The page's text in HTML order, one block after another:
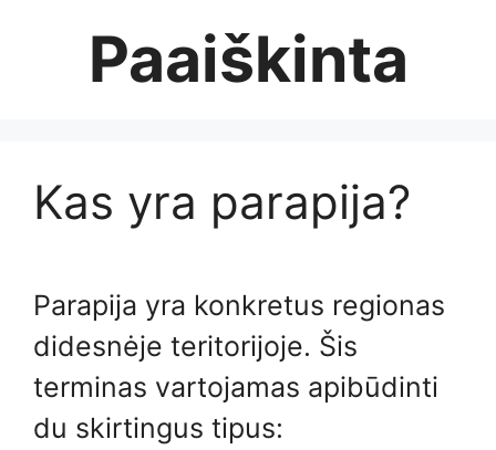
Paaiškinta
Kas yra parapija?
Parapija yra konkretus regionas
didesnėje teritorijoje. Šis
terminas vartojamas apibūdinti
du skirtingus tipus: